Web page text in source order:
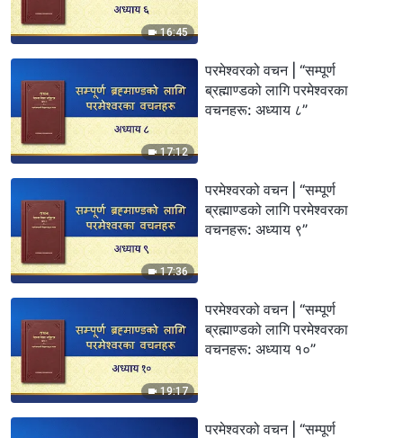
16:45
17:12
परमेश्‍वरको वचन | “सम्पूर्ण
ब्रह्माण्डको लागि परमेश्‍वरका
वचनहरू: अध्याय ८”
17:36
परमेश्‍वरको वचन | “सम्पूर्ण
ब्रह्माण्डको लागि परमेश्‍वरका
वचनहरू: अध्याय ९”
19:17
परमेश्‍वरको वचन | “सम्पूर्ण
ब्रह्माण्डको लागि परमेश्‍वरका
वचनहरू: अध्याय १०”
परमेश्‍वरको वचन | “सम्पूर्ण